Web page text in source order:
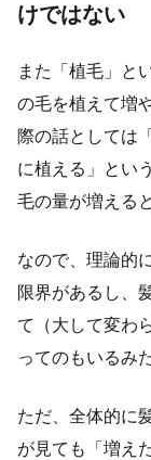
けではない
また「植毛」と
の毛を植えて増
際の話としては
に植える」とい
毛の量が増える
なので、理論的
限界があるし、
て（大して変わ
ってのもいるみ
ただ、全体的に
が見ても「増え